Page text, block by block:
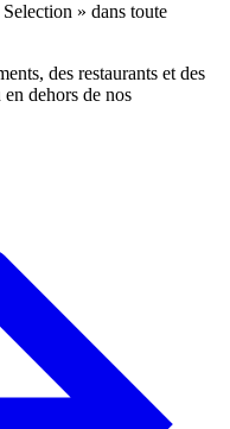
» dans toute
des restaurants et des
dehors de nos